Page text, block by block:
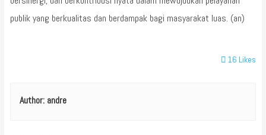
publik yang berkualitas dan berdampak bagi masyarakat luas. (an)
16 Likes
Author: andre